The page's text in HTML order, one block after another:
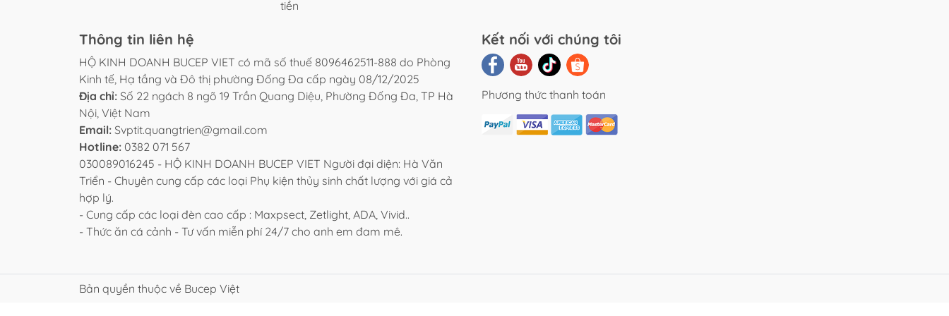
tiền
Thông tin liên hệ
HỘ KINH DOANH BUCEP VIET có mã số thuế 8096462511-888 do Phòng
Kinh tế, Hạ tầng và Đô thị phường Đống Đa cấp ngày 08/12/2025
Địa chỉ: Số 22 ngách 8 ngõ 19 Trần Quang Diệu, Phường Đống Đa, TP Hà
Nội, Việt Nam
Email: Svptit.quangtrien@gmail.com
Hotline: 0382 071 567
030089016245 - HỘ KINH DOANH BUCEP VIET Người đại diện: Hà Văn
Triển - Chuyên cung cấp các loại Phụ kiện thủy sinh chất lượng với giá cả
hợp lý.
- Cung cấp các loại đèn cao cấp : Maxpsect, Zetlight, ADA, Vivid..
- Thức ăn cá cảnh - Tư vấn miễn phí 24/7 cho anh em đam mê.
Kết nối với chúng tôi
Phương thức thanh toán
Bản quyền thuộc về Bucep Việt